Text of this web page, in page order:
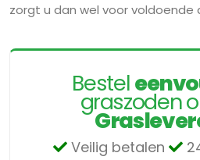
zorgt u dan wel voor voldoende
Bestel
graszoden
Veilig betalen